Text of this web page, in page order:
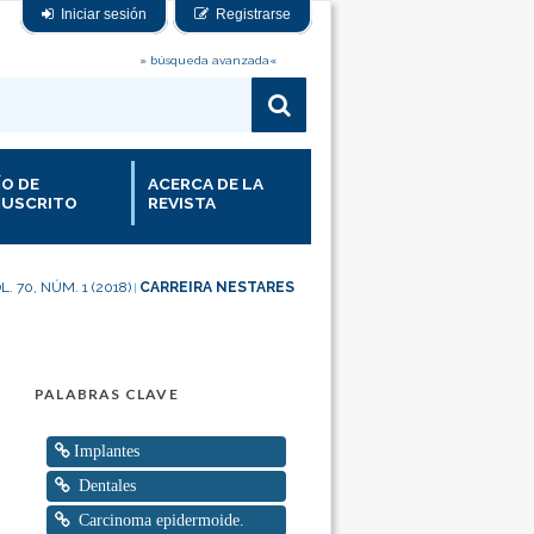
Iniciar sesión Registrarse
» búsqueda avanzada«
DE
ACERCA DE LA
REVISTA
70, NÚM. 1 (2018) CARREIRA NESTARES
PALABRAS CLAVE
Implantes
Dentales
Carcinoma epidermoide.